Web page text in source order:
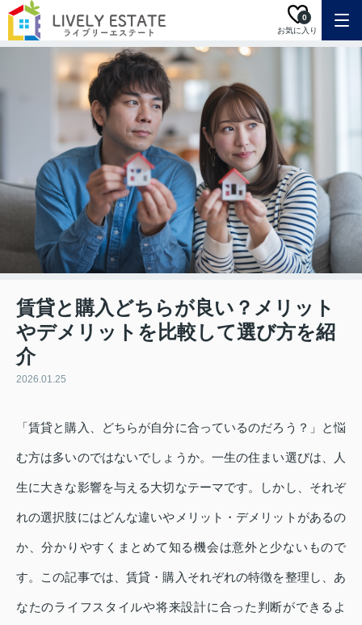
お気に入り
0
賃貸と購入どちらが良い？メリット
やデメリットを比較して選び方を紹
介
2026.01.25
「賃貸と購入、どちらが自分に合っているのだろう？」と悩
む方は多いのではないでしょうか。一生の住まい選びは、人
生に大きな影響を与える大切なテーマです。しかし、それぞ
れの選択肢にはどんな違いやメリット・デメリットがあるの
か、分かりやすくまとめて知る機会は意外と少ないもので
す。この記事では、賃貸・購入それぞれの特徴を整理し、あ
なたのライフスタイルや将来設計に合った判断ができるよ